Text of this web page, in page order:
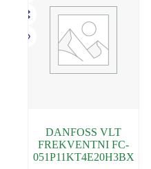
DANFOSS VLT
FREKVENTNI FC-
051P11KT4E20H3BX